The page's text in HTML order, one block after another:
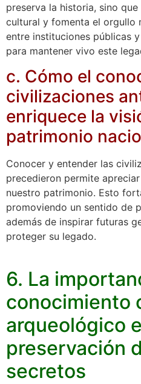
preserva la historia, sino
cultural y fomenta el orgullo
entre instituciones públicas
para mantener vivo este
c. Cómo el
civilizaciones
enriquece la
patrimonio
Conocer y entender las
precedieron permite
nuestro patrimonio. Esto
promoviendo un sentido de
además de inspirar futuras
proteger su legado.
6. La
conocimiento
arqueológico
preservación
secretos